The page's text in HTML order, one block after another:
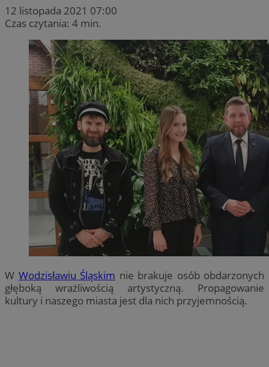
12 listopada 2021 07:00
Czas czytania: 4 min.
W Wodzisławiu Śląskim nie brakuje osób obdarzonych
głęboką wrażliwością artystyczną. Propagowanie
kultury i naszego miasta jest dla nich przyjemnością.